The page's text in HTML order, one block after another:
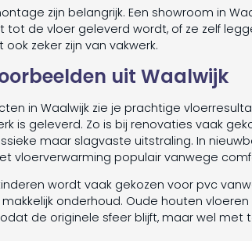
zijn belangrijk. Een showroom in
tot de vloer geleverd wordt, of ze zelf
ook zeker zijn van vakwerk.
uit Waalwijk
in Waalwijk zie je prachtige
is geleverd. Zo is bij renovaties vaak
maar slagvaste uitstraling. In
vloerverwarming populair vanwege
wordt vaak gekozen voor pvc
onderhoud. Oude houten
de originele sfeer blijft, maar wel